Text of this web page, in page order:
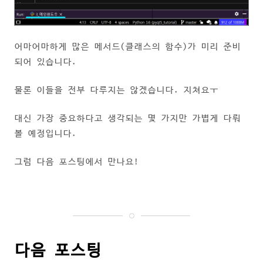
어마어마하게 많은 메서드(클래스의 함수)가 미리 준비
되어 있습니다.
물론 이들을 전부 다루지는 않겠습니다. 지쳐요ㅜ
대신 가장 중요하다고 생각되는 몇 가지만 가볍게 다뤄
볼 예정입니다.
그럼 다음 포스팅에서 만나요!
다음 포스팅